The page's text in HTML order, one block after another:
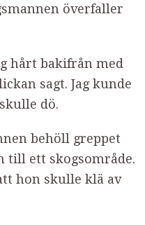
överfaller
hårt bakifrån med
sagt. Jag kunde
dö.
behöll greppet
till ett skogsområde.
hon skulle klä av